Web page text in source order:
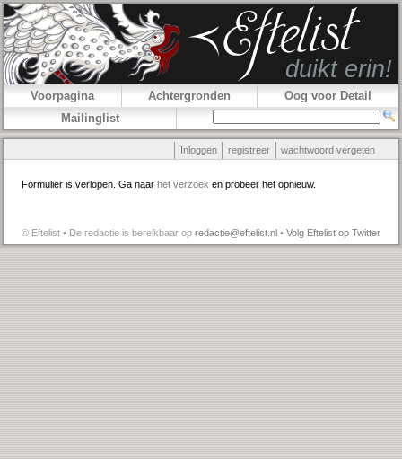
Voorpagina Achtergronden
Oog voor Detail
Mailinglist
Inloggen registreer wachtwoord vergeten
Formulier is verlopen. Ga naar het verzoek en probeer het opnieuw.
© Eftelist • De redactie is bereikbaar op redactie@eftelist.nl • Volg Eftelist op Twitter